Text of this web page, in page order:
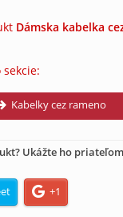
Dámska kabelka
Kabelky cez rameno
Ukážte ho
+1